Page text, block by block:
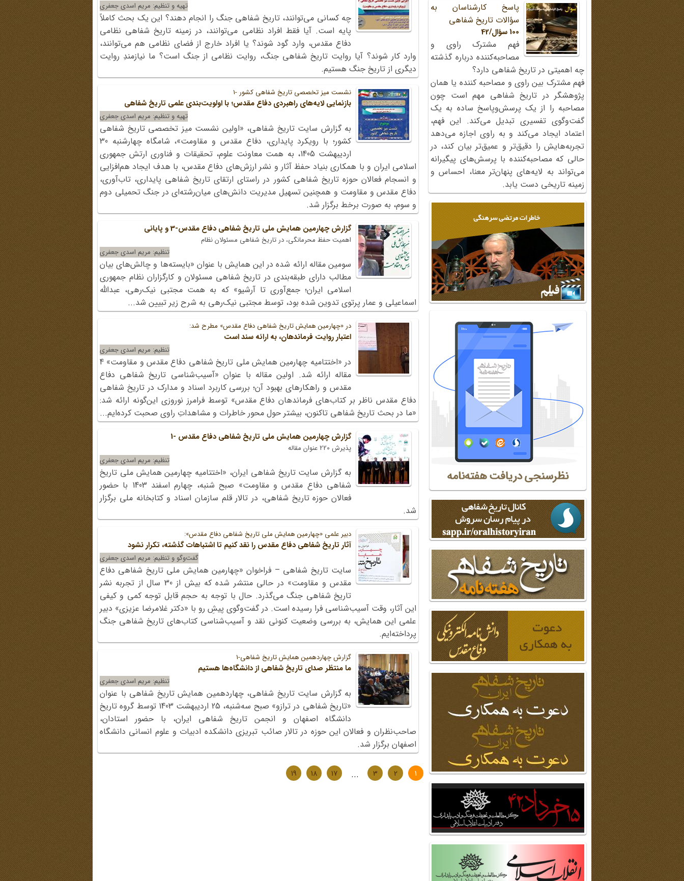
تهیه و تنظیم: مریم اسدی جعفری
چه کسانی می‌توانند، تاریخ شفاهی جنگ را انجام دهند؟ این یک بحث کاملاً
پایه است. آیا فقط افراد نظامی می‌توانند، در زمینه تاریخ شفاهی نظامی
دفاع مقدس، وارد گود شوند؟ یا افراد خارج از فضای نظامی هم می‌توانند،
وارد کار شوند؟ آیا روایت تاریخ شفاهی جنگ، روایت نظامی از جنگ است؟ ما نیازمندِ روایت
دیگری از تاریخ جنگ هستیم.
نشست میز تخصصی تاریخ شفاهی کشور -1
بازنمایی لایه‌های راهبردی دفاع مقدس؛ با اولویت‌بندی علمی تاریخ شفاهی
تهیه و تنظیم: مریم اسدی جعفری
به گزارش سایت تاریخ شفاهی، «اولین نشست میز تخصصی تاریخ شفاهی
کشور؛ با رویکرد پایداری، دفاع مقدس و مقاومت»، شامگاه چهارشنبه 30
اردیبهشت 1405، به همت معاونت علوم، تحقیقات و فناوری ارتش جمهوری
اسلامی ایران و با همکاری بنیاد حفظ آثار و نشر ارزش‌های دفاع مقدس، با هدف ایجاد هم‌افزایی
و انسجام فعالان حوزه تاریخ شفاهی کشور در راستای ارتقای تاریخ شفاهی پایداری، تاب‌آوری،
دفاع مقدس و مقاومت و همچنین تسهیل مدیریت دانش‌های میان‌رشته‌ای در جنگ تحمیلی دوم
و سوم، به صورت برخط برگزار شد.
گزارش چهارمین همایش ملی تاریخ شفاهی دفاع مقدس-3 و پایانی
اهمیت حفظ محرمانگی، در تاریخ شفاهی مسئولان نظام
تنظیم: مریم اسدی جعفری
سومین مقاله ارائه شده در این همایش با عنوان «بایسته‌ها و چالش‌های بیان
مطالب دارای طبقه‌بندی در تاریخ شفاهی مسئولان و کارگزاران نظام جمهوری
اسلامی ایران؛ جمع‌آوری تا آرشیو» که به همت مجتبی نیک‌رهی، عبدالله
اسماعیلی و عمار پرتوی تدوین شده بود، توسط مجتبی نیک‌رهی به شرح زیر تبیین شد...
در «چهارمین همایش تاریخ شفاهی دفاع مقدس» مطرح شد:
اعتبار روایت‌ فرماندهان، به ارائه سند است
تنظیم: مریم اسدی جعفری
در «اختتامیه چهارمین همایش ملی تاریخ شفاهی دفاع مقدس و مقاومت» 4
مقاله ارائه شد. اولین مقاله با عنوان «آسیب‌شناسی تاریخ شفاهی دفاع
مقدس و راهکارهای بهبود آن؛ بررسی کاربرد اسناد و مدارک در تاریخ شفاهی
دفاع مقدس ناظر بر کتاب‌های فرماندهان دفاع مقدس» توسط فرامرز نوروزی این‌گونه ارائه شد:
«ما در بحث تاریخ شفاهی تاکنون، بیشتر حول محور خاطرات و مشاهداتِ راوی صحبت کرده‌ایم...
گزارش چهارمین همایش ملی تاریخ شفاهی دفاع مقدس -1
پذیرش 220 عنوان مقاله
تنظیم: مریم اسدی جعفری
به گزارش سایت تاریخ شفاهی ایران، «اختتامیه چهارمین همایش ملی تاریخ
شفاهی دفاع مقدس و مقاومت» صبح شنبه، چهارم اسفند 1403 با حضور
فعالان حوزه تاریخ شفاهی، در تالار قلم سازمان اسناد و کتابخانه ملی برگزار
شد.
دبیر علمی «چهارمین همایش ملی تاریخ شفاهی دفاع مقدس»:
آثار تاریخ شفاهی دفاع مقدس را نقد کنیم تا اشتباهات گذشته، تکرار نشود
گفت‌وگو و تنظیم: مریم اسدی جعفری
سایت تاریخ شفاهی – فراخوان «چهارمین همایش ملی تاریخ شفاهی دفاع
مقدس و مقاومت» در حالی منتشر شده که بیش از 30 سال از تجربه نشر
تاریخ شفاهی جنگ می‌گذرد. حال با توجه به حجم قابل توجه کمی و کیفی
این آثار، وقت آسیب‌شناسی فرا رسیده است. در گفت‌وگوی پیشِ رو با «دکتر غلامرضا عزیزی» دبیر
علمی این همایش، به بررسی وضعیت کنونی نقد و آسیب‌‌شناسی کتاب‌های تاریخ شفاهی جنگ
پرداخته‌ایم.
گزارش چهاردهمین همایش تاریخ شفاهی-1
ما منتظر صدای تاریخ شفاهی از دانشگاه‌ها هستیم
تنظیم: مریم اسدی جعفری
به گزارش سایت تاریخ شفاهی، چهاردهمین همایش تاریخ شفاهی با عنوان
«تاریخ شفاهی در ترازو» صبح سه‌شنبه، 25 اردیبهشت 1403 توسط گروه تاریخ
دانشگاه اصفهان و انجمن تاریخ شفاهی ایران، با حضور استادان،
صاحب‌نظران و فعالان این حوزه در تالار صائب تبریزی دانشکده ادبیات و علوم انسانی دانشگاه
اصفهان برگزار شد.
1
2
3
...
17
18
19
پاسخ کارشناسان به
سؤالات تاریخ شفاهی
100 سؤال/42
فهم مشترک راوی و
مصاحبه‌کننده درباره گذشته
چه اهمیتی در تاریخ شفاهی دارد؟
فهم مشترک بین راوی و مصاحبه کننده یا همان
پژوهشگر در تاریخ شفاهی مهم است چون
مصاحبه را از یک پرسش‌وپاسخ ساده به یک
گفت‌وگوی تفسیری تبدیل می‌کند. این فهم،
اعتماد ایجاد می‌کند و به راوی اجازه می‌دهد
تجربه‌هایش را دقیق‌تر و عمیق‌تر بیان کند، در
حالی که مصاحبه‌کننده با پرسش‌های پیگیرانه
می‌تواند به لایه‌های پنهان‌تر معنا، احساس و
زمینه تاریخی دست یابد.